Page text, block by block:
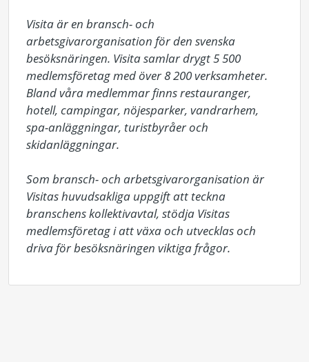
Visita är en bransch- och
arbetsgivarorganisation för den svenska
besöksnäringen. Visita samlar drygt 5 500
medlemsföretag med över 8 200 verksamheter.
Bland våra medlemmar finns restauranger,
hotell, campingar, nöjesparker, vandrarhem,
spa-anläggningar, turistbyråer och
skidanläggningar.
Som bransch- och arbetsgivarorganisation är
Visitas huvudsakliga uppgift att teckna
branschens kollektivavtal, stödja Visitas
medlemsföretag i att växa och utvecklas och
driva för besöksnäringen viktiga frågor.